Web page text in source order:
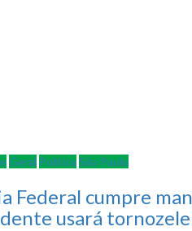
Geral Política São Paulo
Federal cumpre
usará